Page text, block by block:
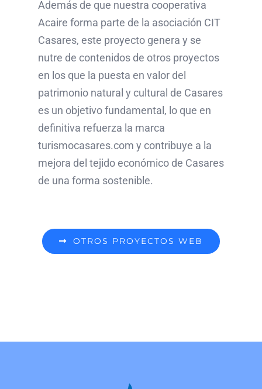
Además de que nuestra cooperativa
Acaire forma parte de la asociación CIT
Casares, este proyecto genera y se
nutre de contenidos de otros proyectos
en los que la puesta en valor del
patrimonio natural y cultural de Casares
es un objetivo fundamental, lo que en
definitiva refuerza la marca
turismocasares.com y contribuye a la
mejora del tejido económico de Casares
de una forma sostenible.
OTROS PROYECTOS WEB